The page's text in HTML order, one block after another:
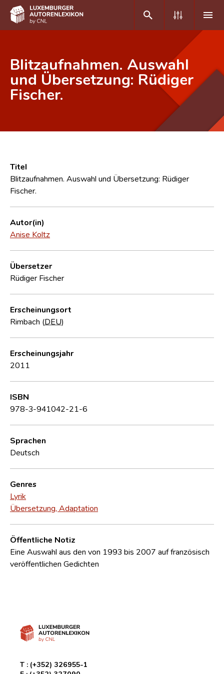
DE FR
Home
Erweiterte Suche
CNL
Forschungsgruppe
Blitzaufnahmen. Auswahl
und Übersetzung: Rüdiger
Fischer.
Titel
Blitzaufnahmen. Auswahl und Übersetzung: Rüdiger
Fischer.
Autor(in)
Anise Koltz
Übersetzer
Rüdiger Fischer
Erscheinungsort
Rimbach (DEU)
Erscheinungsjahr
2011
ISBN
978-3-941042-21-6
Sprachen
Deutsch
Genres
Lyrik
Übersetzung, Adaptation
Öffentliche Notiz
Eine Auswahl aus den von 1993 bis 2007 auf französisch
veröffentlichen Gedichten
T : (+352) 326955-1